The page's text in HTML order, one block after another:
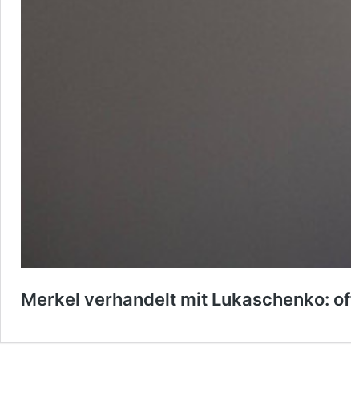
Merkel verhandelt mit Lukaschenko: